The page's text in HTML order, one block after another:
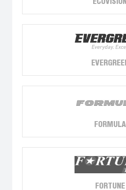
ECOVISION
FORMULA
FORTUNE